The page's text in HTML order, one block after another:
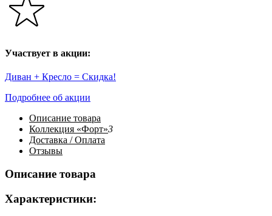
Участвует в акции:
Диван + Кресло = Скидка!
Подробнее об акции
Описание товара
Коллекция «Форт»3
Доставка / Оплата
Отзывы
Описание товара
Характеристики: